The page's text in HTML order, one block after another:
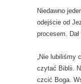
Niedawno
odejście od
procesem.
„Nie lubiliśmy
czytać Biblii.
czcić Boga.